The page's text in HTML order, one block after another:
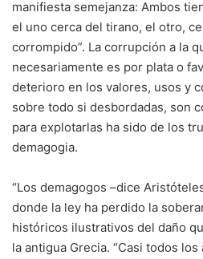
manifiesta semejanza: Ambos
el uno cerca del tirano, el otro,
corrompido”. La corrupción a la
necesariamente es por plata o
deterioro en los valores, usos y
sobre todo si desbordadas, son
para explotarlas ha sido de los
demagogia.
“Los demagogos –dice
donde la ley ha perdido la
históricos ilustrativos del daño
la antigua Grecia. “Casi todos